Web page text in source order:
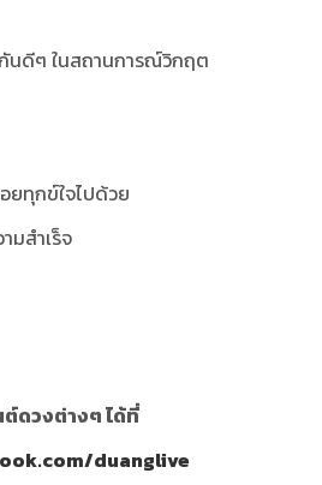
กันดีๆ ในสถานการณ์วิกฤต
ยทุกข์ใจไปด้วย
มสำเร็จ
ดวงต่างๆ ได้ที่
duanglive